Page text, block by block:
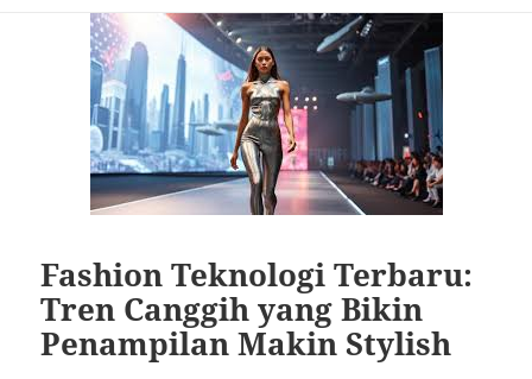
Fashion Teknologi Terbaru:
Tren Canggih yang Bikin
Penampilan Makin Stylish